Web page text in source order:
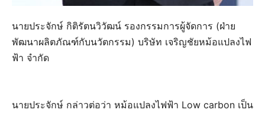
นายประจักษ์ กิติรัตนวิวัฒน์ รองกรรมการผู้จัดการ (ฝ่าย
พัฒนาผลิตภัณฑ์กับนวัตกรรม) บริษัท เจริญชัยหม้อแปลงไฟ
ฟ้า จำกัด
นายประจักษ์ กล่าวต่อว่า หม้อแปลงไฟฟ้า Low carbon เป็น